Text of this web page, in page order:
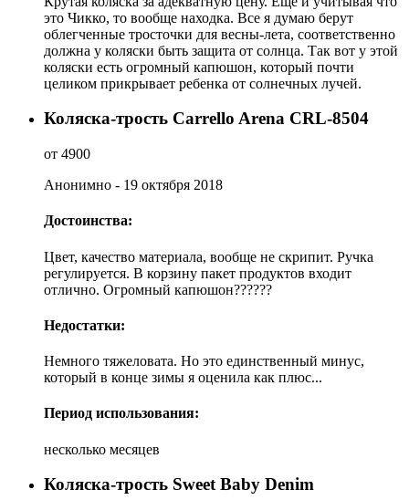
это Чикко, то вообще находка. Все я думаю берут
облегченные тросточки для весны-лета, соответственно
должна у коляски быть защита от солнца. Так вот у этой
коляски есть огромный капюшон, который почти
целиком прикрывает ребенка от солнечных лучей.
Коляска-трость Carrello Arena CRL-8504
от 4900
Анонимно - 19 октября 2018
Достоинства:
Цвет, качество материала, вообще не скрипит. Ручка
регулируется. В корзину пакет продуктов входит
отлично. Огромный капюшон??????
Недостатки:
Немного тяжеловата. Но это единственный минус,
который в конце зимы я оценила как плюс...
Период использования:
несколько месяцев
Коляска-трость Sweet Baby Denim